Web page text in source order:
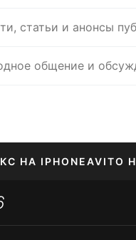
статьи и анонсы
общение и
НА IPHONEAVITO